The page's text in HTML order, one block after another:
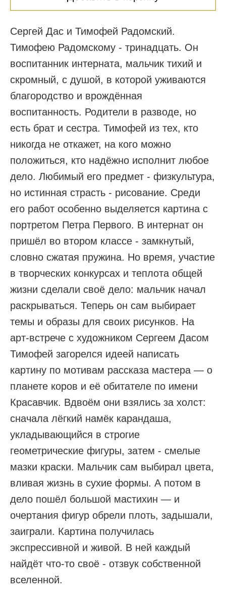
Сергей Дас и Тимофей Радомский.
Тимофею Радомскому - тринадцать. Он
воспитанник интерната, мальчик тихий и
скромный, с душой, в которой уживаются
благородство и врождённая
воспитанность. Родители в разводе, но
есть брат и сестра. Тимофей из тех, кто
никогда не откажет, на кого можно
положиться, кто надёжно исполнит любое
дело. Любимый его предмет - физкультура,
но истинная страсть - рисование. Среди
его работ особенно выделяется картина с
портретом Петра Первого. В интернат он
пришёл во втором классе - замкнутый,
словно сжатая пружина. Но время, участие
в творческих конкурсах и теплота общей
жизни сделали своё дело: мальчик начал
раскрываться. Теперь он сам выбирает
темы и образы для своих рисунков. На
арт-встрече с художником Сергеем Дасом
Тимофей загорелся идеей написать
картину по мотивам рассказа мастера — о
планете коров и её обитателе по имени
Красавчик. Вдвоём они взялись за холст:
сначала лёгкий намёк карандаша,
укладывающийся в строгие
геометрические фигуры, затем - смелые
мазки краски. Мальчик сам выбирал цвета,
вливая жизнь в сухие формы. А потом в
дело пошёл большой мастихин — и
очертания фигур обрели плоть, задышали,
заиграли. Картина получилась
экспрессивной и живой. В ней каждый
найдёт что-то своё - отзвук собственной
вселенной.